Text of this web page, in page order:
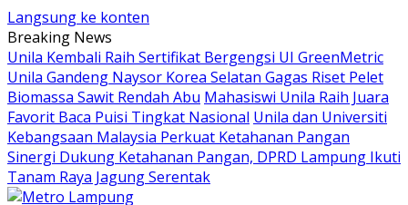
Langsung ke konten
Breaking News
Unila Kembali Raih Sertifikat Bergengsi UI GreenMetric
Unila Gandeng Naysor Korea Selatan Gagas Riset Pelet
Biomassa Sawit Rendah Abu Mahasiswi Unila Raih Juara
Favorit Baca Puisi Tingkat Nasional Unila dan Universiti
Kebangsaan Malaysia Perkuat Ketahanan Pangan
Sinergi Dukung Ketahanan Pangan, DPRD Lampung Ikuti
Tanam Raya Jagung Serentak